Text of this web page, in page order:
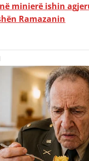
minierë ishin
Ramazanin